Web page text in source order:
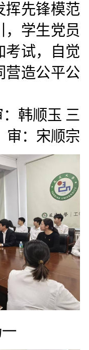
挥先锋模范
，学生党员
考试，自觉
营造公平公
韩顺玉 三
审：宋顺宗